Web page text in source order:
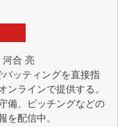
河合 亮
ッティングを直接指
ンラインで提供する。
備、ピッチングなどの
を配信中。